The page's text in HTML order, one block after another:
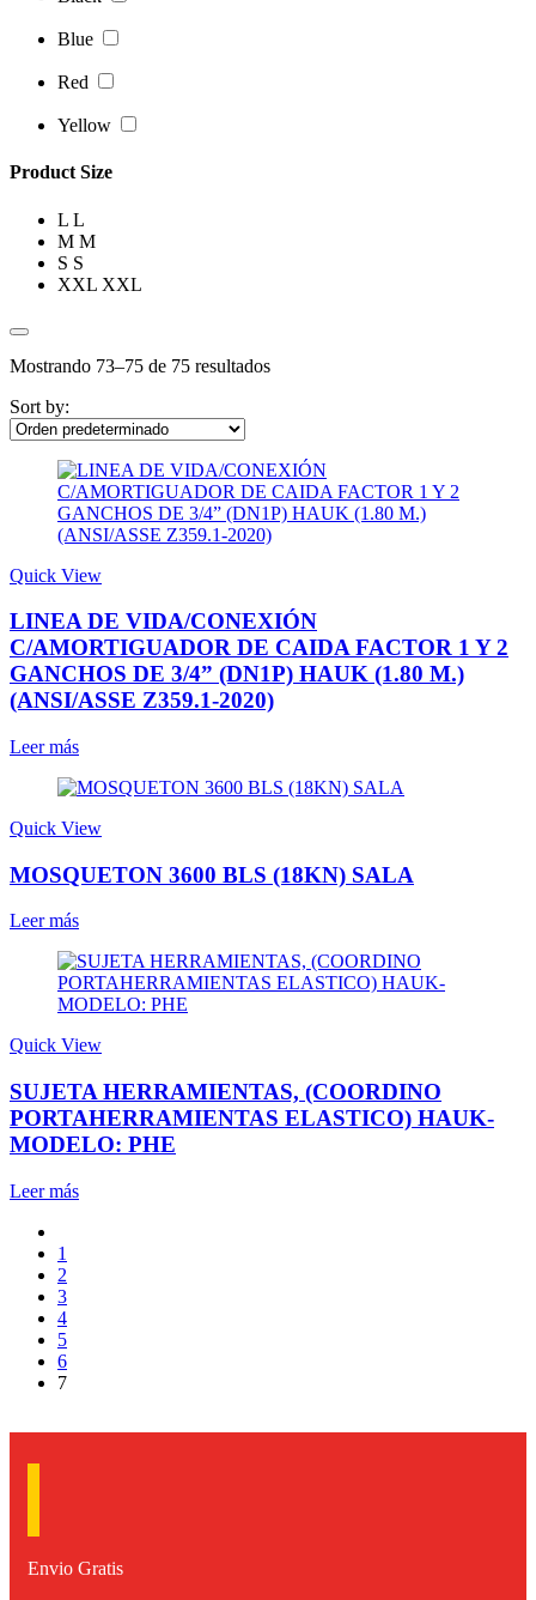
Blue
Red
Yellow
Product Size
L L
M M
S S
XXL XXL
Mostrando 73–75 de 75 resultados
Sort by:
Quick View
LINEA DE VIDA/CONEXIÓN
C/AMORTIGUADOR DE CAIDA FACTOR 1 Y 2
GANCHOS DE 3/4” (DN1P) HAUK (1.80 M.)
(ANSI/ASSE Z359.1-2020)
Leer más
Quick View
MOSQUETON 3600 BLS (18KN) SALA
Leer más
Quick View
SUJETA HERRAMIENTAS, (COORDINO
PORTAHERRAMIENTAS ELASTICO) HAUK-
MODELO: PHE
Leer más
1
2
3
4
5
6
7
Envio Gratis